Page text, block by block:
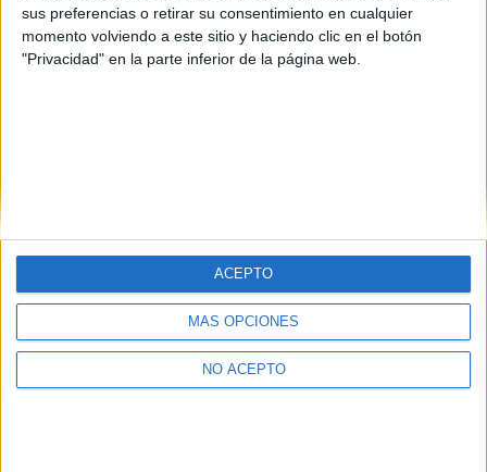
sus preferencias o retirar su consentimiento en cualquier
momento volviendo a este sitio y haciendo clic en el botón
"Privacidad" en la parte inferior de la página web.
MÁS OPCIONES
NO ACEPTO
ACEPTO
Quiénes somos|Contactar|Anúnciate
Politica de privacidad|Condiciones generales
de cookies
Compás Mediterráneo S.L.
Madrid [ESPAÑA] - Tel. +34 91 593 2767